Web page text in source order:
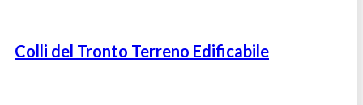
Colli del Tronto Terreno Edificabile